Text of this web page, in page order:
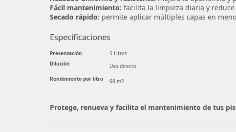
Fácil mantenimiento: facilita la limpieza diaria y
Secado rápido: permite aplicar múltiples capas en
Especificaciones
Presentación
5 Litros
Dilución
Uso directo
Rendimiento por litro
60 m2
Protege, renueva y facilita el mantenimiento de tus